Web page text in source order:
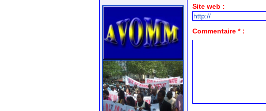
Site web :
Commentaire * :